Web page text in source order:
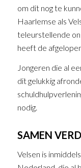
om dit nog te
Haarlemse als
teleurstellende
heeft de
Jongeren die al
dit gelukkig
nodig.
SAMEN
Velsen is